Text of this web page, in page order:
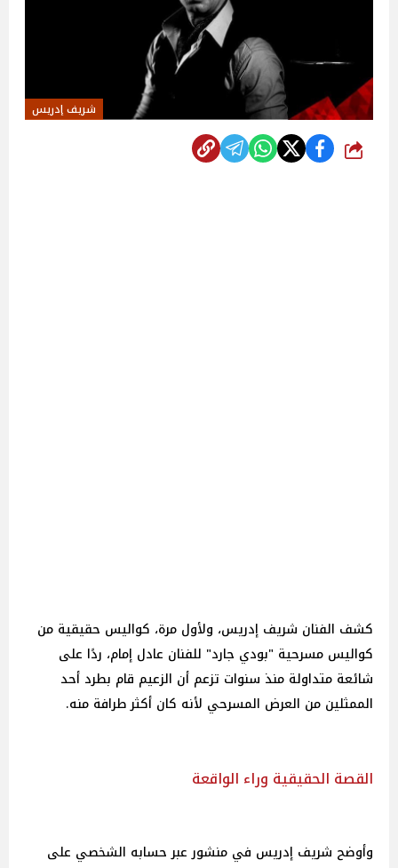
شريف إدريس
شارك
كشف الفنان شريف إدريس، ولأول مرة، كواليس حقيقية من
كواليس مسرحية "بودي جارد" للفنان عادل إمام، ردًا على
شائعة متداولة منذ سنوات تزعم أن الزعيم قام بطرد أحد
الممثلين من العرض المسرحي لأنه كان أكثر طرافة منه.
القصة الحقيقية وراء الواقعة
وأوضح شريف إدريس في منشور عبر حسابه الشخصي على